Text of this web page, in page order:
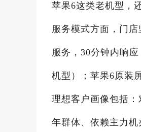
苹果6这类老机型，
服务模式方面，门
服务，30分钟内响
机型）；苹果6原装
理想客户画像包括
年群体、依赖主力